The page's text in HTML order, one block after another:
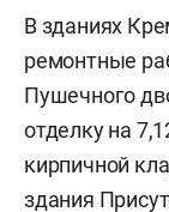
В зданиях
ремонтные
Пушечного
отделку на
кирпичной
здания